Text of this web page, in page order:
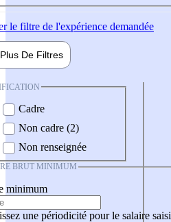
le filtre de l'expérience demandée
Plus De Filtres
Cadre
Non cadre (2)
Non renseignée
BRUT MINIMUM
minimum
une périodicité pour le salaire saisi